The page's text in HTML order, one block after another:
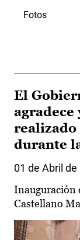
Fotos
El
agradece
realizado
durante
01 de Abril de
Inauguración
Castellano